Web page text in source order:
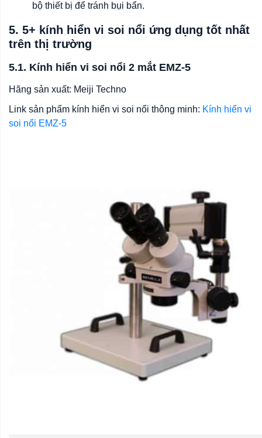
bộ thiết bị để tránh bụi bẩn.
5. 5+ kính hiển vi soi nổi ứng dụng tốt nhất
trên thị trường
5.1. Kính hiển vi soi nổi 2 mắt EMZ-5
Hãng sản xuất: Meiji Techno
Link sản phẩm kính hiển vi soi nổi thông minh: Kính hiển vi
soi nổi EMZ-5